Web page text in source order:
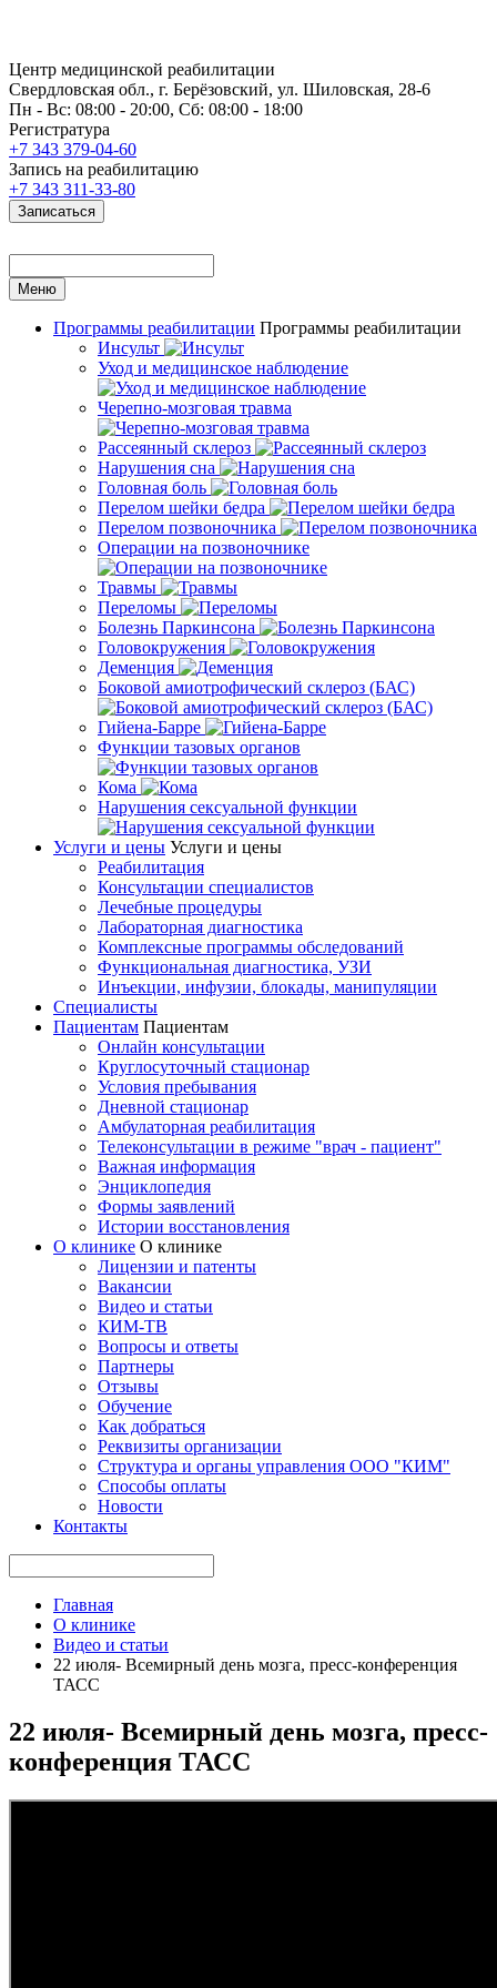
Центр медицинской реабилитации
Свердловская обл., г. Берёзовский, ул. Шиловская, 28-6
Пн - Вс: 08:00 - 20:00, Сб: 08:00 - 18:00
Регистратура
+7 343 379-04-60
Запись на реабилитацию
+7 343 311-33-80
Записаться
Меню
Программы реабилитации Программы реабилитации
Инсульт
Уход и медицинское наблюдение
Черепно-мозговая травма
Рассеянный склероз
Нарушения сна
Головная боль
Перелом шейки бедра
Перелом позвоночника
Операции на позвоночнике
Травмы
Переломы
Болезнь Паркинсона
Головокружения
Деменция
Боковой амиотрофический склероз (БАС)
Гийена-Барре
Функции тазовых органов
Кома
Нарушения сексуальной функции
Услуги и цены Услуги и цены
Реабилитация
Консультации специалистов
Лечебные процедуры
Лабораторная диагностика
Комплексные программы обследований
Функциональная диагностика, УЗИ
Инъекции, инфузии, блокады, манипуляции
Специалисты
Пациентам Пациентам
Онлайн консультации
Круглосуточный стационар
Условия пребывания
Дневной стационар
Амбулаторная реабилитация
Телеконсультации в режиме "врач - пациент"
Важная информация
Энциклопедия
Формы заявлений
Истории восстановления
О клинике О клинике
Лицензии и патенты
Вакансии
Видео и статьи
КИМ-ТВ
Вопросы и ответы
Партнеры
Отзывы
Обучение
Как добраться
Реквизиты организации
Структура и органы управления ООО "КИМ"
Способы оплаты
Новости
Контакты
Главная
О клинике
Видео и статьи
22 июля- Всемирный день мозга, пресс-конференция
ТАСС
22 июля- Всемирный день мозга, пресс-
конференция ТАСС